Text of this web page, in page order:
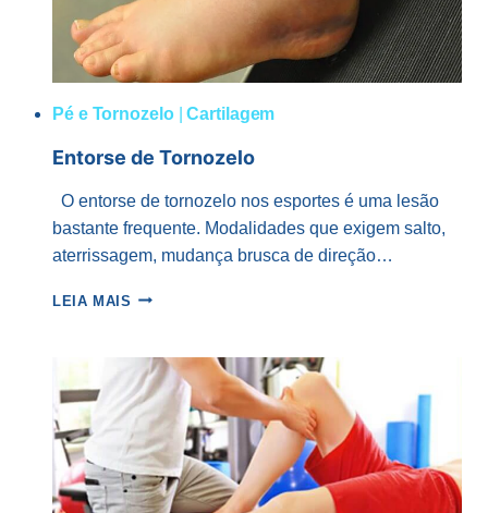
Pé e Tornozelo|Cartilagem
Entorse de Tornozelo
O entorse de tornozelo nos esportes é uma lesão
bastante frequente. Modalidades que exigem salto,
aterrissagem, mudança brusca de direção…
LEIA MAIS ENTORSE